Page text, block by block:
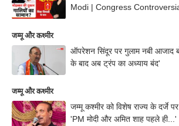
Modi | Congress
जम्मू और कश्मीर
ऑपरेशन सिंदूर पर गुलाम नबी आजाद
के बाद अब ट्रंप का अध्याय बंद'
जम्मू और कश्मीर
जम्मू कश्मीर को विशेष राज्य के दर्जे
'PM मोदी और अमित शाह पहले ही...'